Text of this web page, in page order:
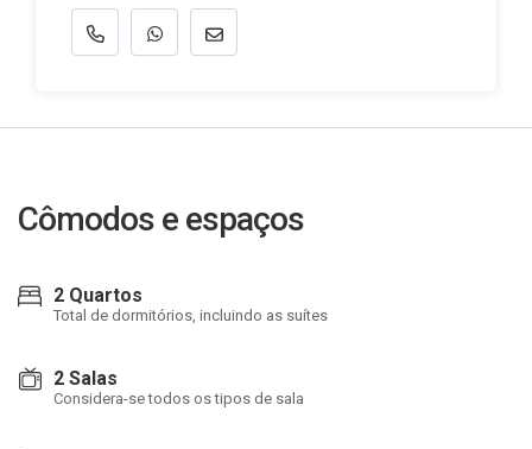
Cômodos e espaços
2 Quartos
Total de dormitórios, incluindo as suítes
2 Salas
Considera-se todos os tipos de sala